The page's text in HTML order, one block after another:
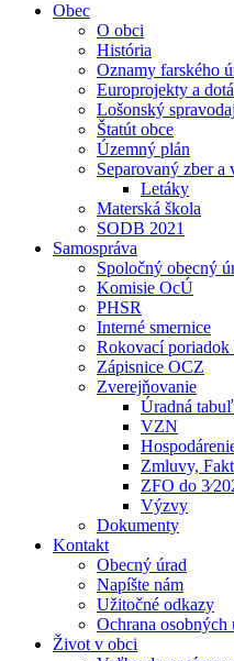
Obec
O obci
História
Oznamy farského
Europrojekty a
Lošonský spravodaj
Štatút obce
Územný plán
Separovaný zber a
Letáky
Materská škola
SODB 2021
Samospráva
Spoločný obecný
Komisie OcÚ
PHSR
Interné smernice
Rokovací poriadok
Zápisnice OCZ
Zverejňovanie
Úradná
VZN
Zmluvy,
ZFO do
Výzvy
Dokumenty
Kontakt
Obecný úrad
Napíšte nám
Užitočné odkazy
Ochrana osobných
Život v obci